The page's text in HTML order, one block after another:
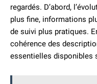
regardés. D’abord,
plus fine, informations
de suivi plus pratiques.
cohérence des
essentielles disponibles